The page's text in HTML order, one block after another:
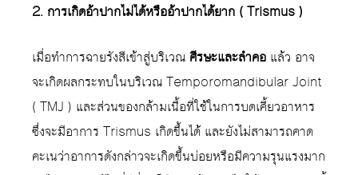
2. การเกิดอ้าปากไม่ได้หรืออ้าปากได้ยาก ( Trismus )
เมื่อทำการฉายรังสีเข้าสู่บริเวณ ศีรษะและลำคอ แล้ว อาจ
จะเกิดผลกระทบในบริเวณ Temporomandibular Joint
( TMJ ) และส่วนของกล้ามเนื้อที่ใช้ในการบดเคี้ยวอาหาร
ซึ่งจะมีอาการ Trismus เกิดขึ้นได้ และยังไม่สามารถคาด
คะเนว่าอาการดังกล่าวจะเกิดขึ้นบ่อยหรือมีความรุนแรงมาก